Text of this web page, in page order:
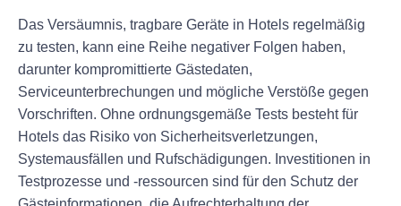
Das Versäumnis, tragbare Geräte in Hotels regelmäßig
zu testen, kann eine Reihe negativer Folgen haben,
darunter kompromittierte Gästedaten,
Serviceunterbrechungen und mögliche Verstöße gegen
Vorschriften. Ohne ordnungsgemäße Tests besteht für
Hotels das Risiko von Sicherheitsverletzungen,
Systemausfällen und Rufschädigungen. Investitionen in
Testprozesse und -ressourcen sind für den Schutz der